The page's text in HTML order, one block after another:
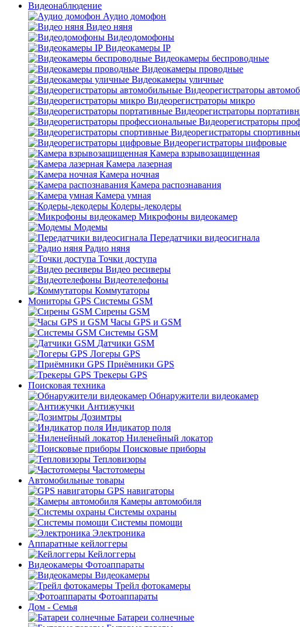
Видеонаблюдение
Аудио домофон
Видео няня
Видеодомофоны
Видеокамеры IP
Видеокамеры беспроводные
Видеокамеры проводные
Видеокамеры уличные
Видеорегистраторы
Видеорегистраторы микро
Видеорегистраторы
Видеорегистраторы
Видеорегистраторы
Видеорегистраторы цифровые
Камера взрывозащищенная
Камера лазерная
Камера ночная
Камера распознавания
Камера умная
Кодеры-декодеры
Микрофоны видеокамер
Модемы
Передатчики видеосигнала
Радио няня
Точки доступа
Видео ресиверы
Видеотелефоны
Коммутаторы
Мониторы GPS Системы GSM
Сирены GSM
Часы GPS и GSM
Системы GSM
Датчики GSM
Логеры GPS
Приёмники GPS
Трекеры GPS
Поисковая техника
Обнаружители видеокамер
Антижучки
Дозимтры
Индикатор поля
Ниленейный локатор
Поисковые приборы
Тепловизоры
Частотомеры
Автомобильные товары
GPS навигаторы
Камеры автомобиля
Системы охраны
Системы помощи
Электроника
Аппаратные кейлоггеры
Кейлоггеры
Видеокамеры Фотоаппараты
Видеокамеры
Трейл фотокамеры
Фотоаппараты
Дом - Семья
Батареи солнечные